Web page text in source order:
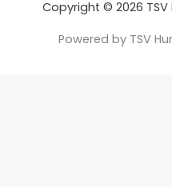
Copyright © 2026 TSV
Powered by TSV